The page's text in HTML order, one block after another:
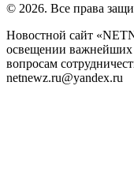
© 2026. Все права
Новостной сайт
освещении
вопросам
netnewz.ru@yandex.ru